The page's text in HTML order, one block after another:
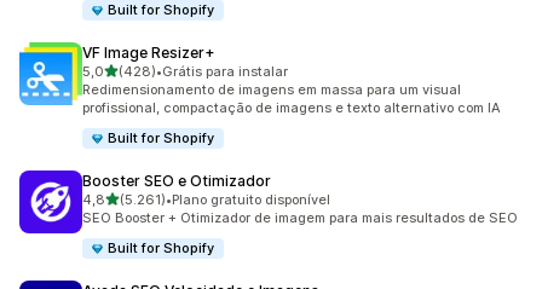
Built for Shopify
VF Image Resizer+
5,0de 5 estrelas
(428)
428 avaliações ao todo
•Grátis para instalar
Redimensionamento de imagens em massa para um visual
profissional, compactação de imagens e texto alternativo com IA
Built for Shopify
Booster SEO e Otimizador
4,8de 5 estrelas
(5.261)
5261 avaliações ao todo
•Plano gratuito disponível
SEO Booster + Otimizador de imagem para mais resultados de SEO
Built for Shopify